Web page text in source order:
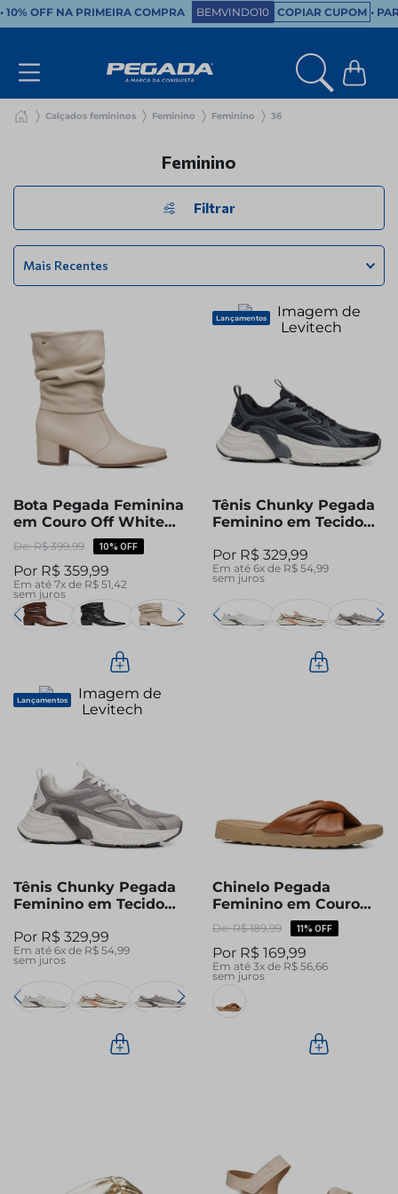
• 10% OFF NA PRIMEIRA COMPRA BEMVINDO10 COPIAR CUPOM •
Calçados femininos Feminino Feminino 36
Feminino
Filtrar
Mais Recentes
Bota Pegada Feminina
em Couro Off White
Cano Médio Slouch
280901-08
R$ 399,99 10% OFF
R$ 359,99
Em até 7x de R$ 51,42
sem juros
Lançamentos
Tênis Chunky Pegada
Feminino em Tecido
R$ 329,99
Em até 6x de R$ 54,99
sem juros
Lançamentos
Tênis Chunky Pegada
Feminino em Tecido
R$ 329,99
Em até 6x de R$ 54,99
sem juros
Chinelo Pegada
Feminino em Couro
Pinhão 231403-03
R$ 189,99 11% OFF
R$ 169,99
Em até 3x de R$ 56,66
sem juros